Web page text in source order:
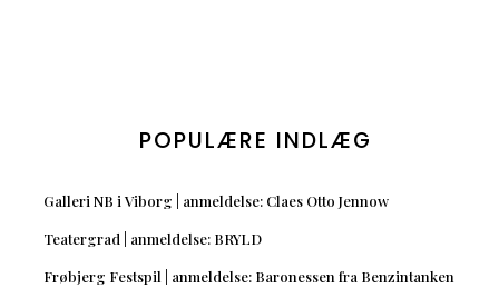
POPULÆRE INDLÆG
Galleri NB i Viborg | anmeldelse: Claes Otto Jennow
Teatergrad | anmeldelse: BRYLD
Frøbjerg Festspil | anmeldelse: Baronessen fra Benzintanken